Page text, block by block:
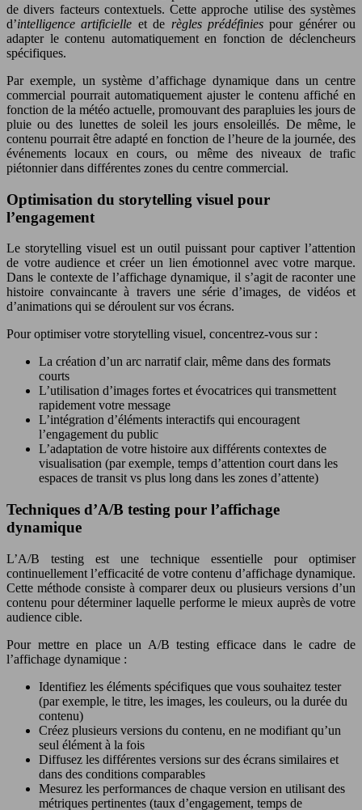
de divers facteurs contextuels. Cette approche utilise des systèmes
d’intelligence artificielle et de règles prédéfiniespour générer ou
adapter le contenu automatiquement en fonction de déclencheurs
spécifiques.
Par exemple, un système d’affichage dynamique dans un centre
commercial pourrait automatiquement ajuster le contenu affiché en
fonction de la météo actuelle, promouvant des parapluies les jours de
pluie ou des lunettes de soleil les jours ensoleillés. De même, le
contenu pourrait être adapté en fonction de l’heure de la journée, des
événements locaux en cours, ou même des niveaux de trafic
piétonnier dans différentes zones du centre commercial.
Optimisation du storytelling visuel pour
l’engagement
Le storytelling visuel est un outil puissant pour captiver l’attention
de votre audience et créer un lien émotionnel avec votre marque.
Dans le contexte de l’affichage dynamique, il s’agit de raconter une
histoire convaincante à travers une série d’images, de vidéos et
d’animations qui se déroulent sur vos écrans.
Pour optimiser votre storytelling visuel, concentrez-vous sur :
La création d’un arc narratif clair, même dans des formats
courts
L’utilisation d’images fortes et évocatrices qui transmettent
rapidement votre message
L’intégration d’éléments interactifs qui encouragent
l’engagement du public
L’adaptation de votre histoire aux différents contextes de
visualisation (par exemple, temps d’attention court dans les
espaces de transit vs plus long dans les zones d’attente)
Techniques d’A/B testing pour l’affichage
dynamique
L’A/B testing est une technique essentielle pour optimiser
continuellement l’efficacité de votre contenu d’affichage dynamique.
Cette méthode consiste à comparer deux ou plusieurs versions d’un
contenu pour déterminer laquelle performe le mieux auprès de votre
audience cible.
Pour mettre en place un A/B testing efficace dans le cadre de
l’affichage dynamique :
Identifiez les éléments spécifiques que vous souhaitez tester
(par exemple, le titre, les images, les couleurs, ou la durée du
contenu)
Créez plusieurs versions du contenu, en ne modifiant qu’un
seul élément à la fois
Diffusez les différentes versions sur des écrans similaires et
dans des conditions comparables
Mesurez les performances de chaque version en utilisant des
métriques pertinentes (taux d’engagement, temps de